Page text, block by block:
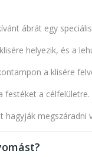
ábrát egy
helyezik, és a
a klisére
festéket a célfelületre.
hagyják megszáradni